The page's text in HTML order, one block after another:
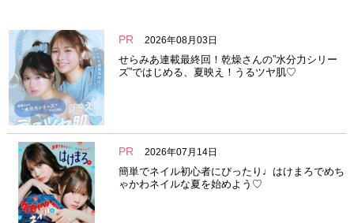
PR 2026年08月03日
せらみあ連載最終回！乾燥さんの”水分力シリー
ズ”ではじめる、夏映え！うるツヤ肌♡
PR 2026年07月14日
簡単でネイル初心者にぴったり♩はけまろでめち
ゃかわネイルな夏を始めよう♡